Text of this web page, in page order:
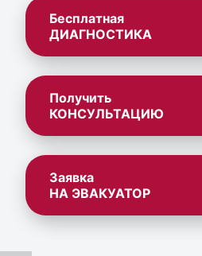
Бесплатная
ДИАГНОСТИКА
Получить
КОНСУЛЬТАЦИЮ
Заявка
НА ЭВАКУАТОР